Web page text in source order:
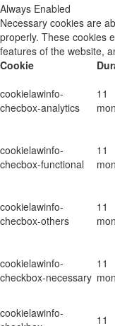
Always Enabled
Necessary cookies are
properly. These cookies
features of the website,
Cookie
cookielawinfo-
checbox-analytics
11
cookielawinfo-
checbox-functional
11
cookielawinfo-
checbox-others
11
cookielawinfo-
checkbox-necessary
11
cookielawinfo-
11